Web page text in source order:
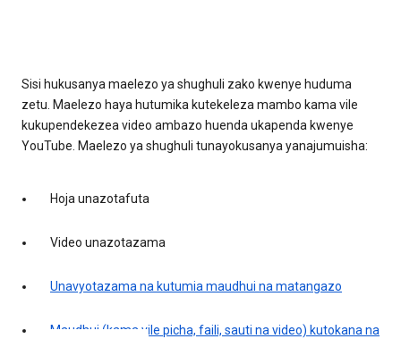
Sisi hukusanya maelezo ya shughuli zako kwenye huduma
zetu. Maelezo haya hutumika kutekeleza mambo kama vile
kukupendekezea video ambazo huenda ukapenda kwenye
YouTube. Maelezo ya shughuli tunayokusanya yanajumuisha:
Hoja unazotafuta
Video unazotazama
Unavyotazama na kutumia maudhui na matangazo
Maudhui (kama vile picha, faili, sauti na video) kutokana na